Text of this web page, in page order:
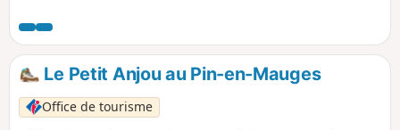
avant de se laisser glisser dans la vallée du Layon. En
suivant la voie verte qui longe la rivière, on atteint
tranquillement le Pont Barré, lieu d'une bataille vendéenne
et terme de cette étape.
Le Petit Anjou au Pin-en-Mauges
Office de tourisme